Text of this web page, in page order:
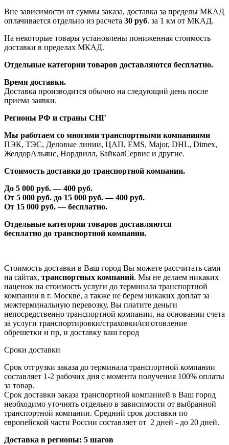
Вне зависимости от суммы заказа, доставка за пределы МКАД
оплачивается отдельно из расчета 30 руб. за 1 км от МКАД.
На некоторые товары установлены пониженная стоимость
доставки в пределах МКАД.
Отдельные категории товаров доставляются бесплатно.
Время доставки.
Доставка производится обычно на следующий день после
приема заявки.
Регионы РФ и страны СНГ
Мы работаем со многими транспортными компаниями
ПЭК, ТЭС, Деловые линии, ЦАП, EMS, Major, DHL, Dimex,
ЖелдорАльянс, Нордвилл, БайкалСервис и другие.
Стоимость доставки до транспортной компании.
До 5 000 руб. —400 руб.
От 5 000 руб. до 15 000 руб. —400 руб.
От 15 000 руб. — бесплатно.
Отдельные категории товаров доставляются
бесплатно до транспортной компании.
Стоимость доставки в Ваш город Вы можете рассчитать сами
на сайтах, транспортных компаний. Мы не делаем никаких
наценок на стоимость услуги до терминала транспортной
компании в г. Москве, а также не берем никаких доплат за
межтерминальную перевозку, Вы платите деньги
непосредственно транспортной компании, на основании счета
за услуги транспортировки/страховки/изготовление
обрешетки и пр, и доставку ваш город
Сроки доставки
Срок отгрузки заказа до терминала транспортной компании
составляет 1-2 рабочих дня с момента получения 100% оплаты
за товар.
Срок доставки заказа транспортной компанией в Ваш город
необходимо уточнять отдельно в зависимости от выбранной
транспортной компании. Средний срок доставки по
европейской части России составляет от 2 дней - до 20 дней.
Доставка в регионы: 5 шагов